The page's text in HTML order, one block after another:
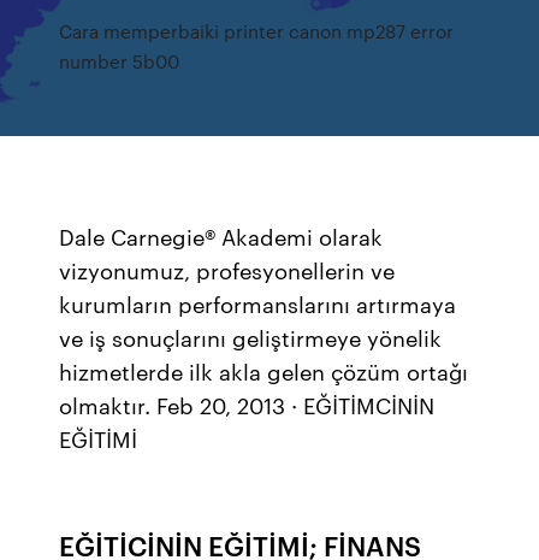
Cara memperbaiki printer canon mp287 error
number 5b00
Dale Carnegie® Akademi olarak
vizyonumuz, profesyonellerin ve
kurumların performanslarını artırmaya
ve iş sonuçlarını geliştirmeye yönelik
hizmetlerde ilk akla gelen çözüm ortağı
olmaktır. Feb 20, 2013 · EĞİTİMCİNİN
EĞİTİMİ
EĞİTİCİNİN EĞİTİMİ; FİNANS